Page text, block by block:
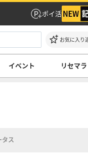
ポイ活
お気に入り
イベント リセマラ
タス